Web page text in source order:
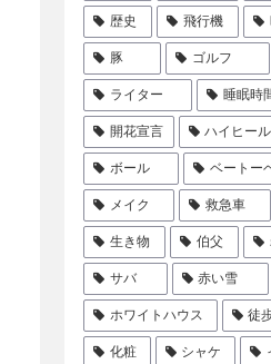
歴史 飛行機
豚 ゴルフ
ライター 睡眠時
開花宣言 ハイヒール
ボール ベートー
メイク 救急車
生き物 伯父
サバ 赤い雪
ホワイトハウス 徒
化粧 シャケ